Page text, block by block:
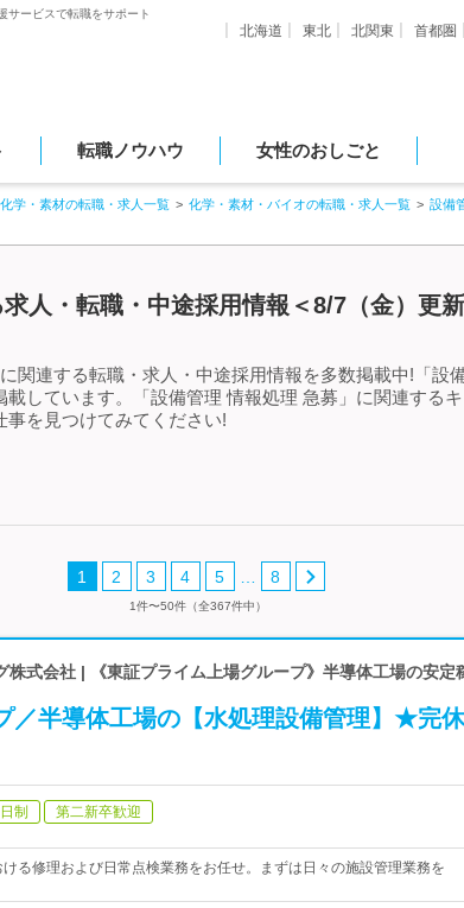
サービスで転職をサポート
北海道 東北 北関東 首都圏
転職ノウハウ 女性のおしごと
学・素材の転職・求人一覧 化学・素材・バイオの転職・求人一覧
設備
人・転職・中途採用情報＜8/7（金）更
関連する転職・求人・中途採用情報を多数掲載中!「設
しています。「設備管理 情報処理 急募」に関連する
を見つけてみてください!
1 2 3 4 5 8
1件〜50件（全367件中）
株式会社 | 《東証プライム上場グループ》半導体工場の安定
／半導体工場の【水処理設備管理】★完
制 第二新卒歓迎
る修理および日常点検業務をお任せ。まずは日々の施設管理業務を